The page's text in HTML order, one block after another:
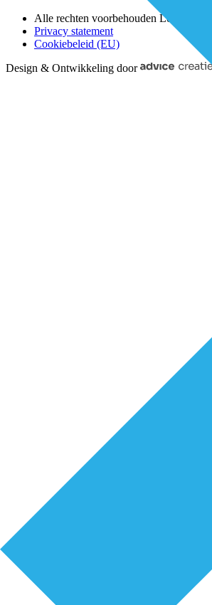
Alle rechten voorbehouden Lorenz 2025
Privacy statement
Cookiebeleid (EU)
Design & Ontwikkeling door